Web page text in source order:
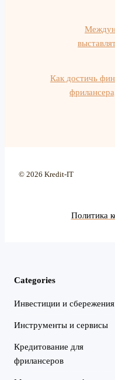
Как достичь
© 2026 Kredit-IT
Политика
Categories
Инвестиции и сбережения
Инструменты и сервисы
Кредитование для
фрилансеров